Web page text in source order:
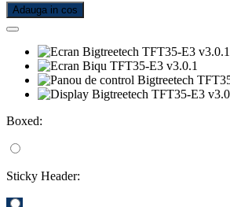
Adauga in cos
Boxed:
Sticky Header: